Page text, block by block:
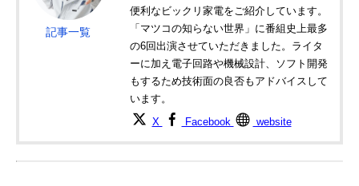
記事一覧
便利なビックリ家電をご紹介しています。
「マツコの知らない世界」に番組史上最多
の6回出演させていただきました。ライタ
ーに加え電子回路や機械設計、ソフト開発
もするため技術面の良否もアドバイスして
います。
X Facebook website